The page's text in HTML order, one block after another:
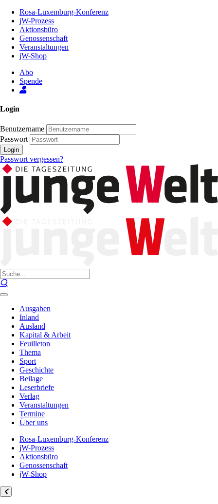
Inhalt
Seite
Rosa-Luxemburg-Konferenz
jW-Prozess
Aktionsbüro
Genossenschaft
Veranstaltungen
jW-Shop
Abo
Spende
Login
Benutzername
Passwort
Login
Passwort vergessen?
Ausgaben
Inland
Ausland
Kapital & Arbeit
Feuilleton
Thema
Sport
Geschichte
Beilage
Leserbriefe
Verlag
Veranstaltungen
Termine
Über uns
Rosa-Luxemburg-Konferenz
jW-Prozess
Aktionsbüro
Genossenschaft
jW-Shop